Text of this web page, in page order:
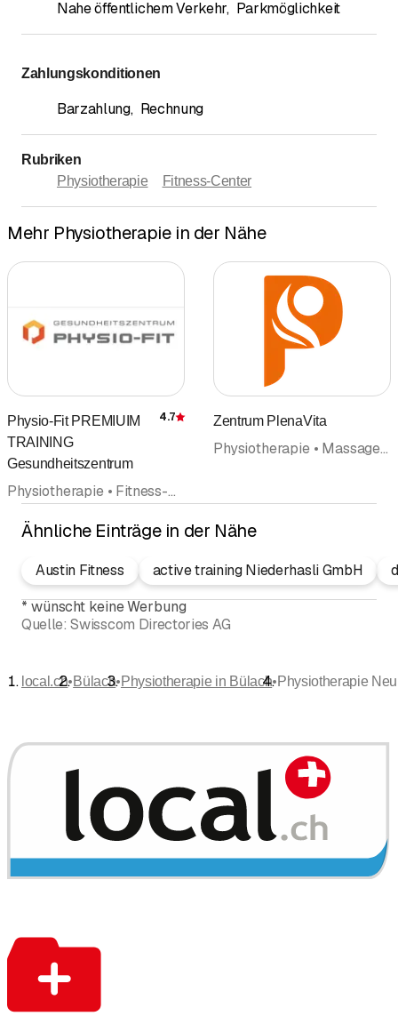
Nahe öffentlichem Verkehr, Parkmöglichkeit
Zahlungskonditionen
Barzahlung, Rechnung
Rubriken
Physiotherapie
Fitness-Center
Mehr Physiotherapie in der Nähe
Physio-Fit PREMIUIM
TRAINING
Gesundheitszentrum
Bewertung
4.7
Physiotherapie • Fitness-Center • Massage • Gesundheits- und Sportmassage • Akupunktur (ausserhalb Rubrik Ärzte) • Medizinische Massage
Zentrum PlenaVita
Physiotherapie • Massage • Gesundheits- und Sportmassage • Lymphdrainage • Fitness-Center • Medizinische Massage • Ergotherapie • Pilates
Ähnliche Einträge in der Nähe
Austin Fitness active training Niederhasli GmbH
* wünscht keine Werbung
Quelle: Swisscom Directories AG
local.ch•Bülach•Physiotherapie in Bülach•Physiotherapie